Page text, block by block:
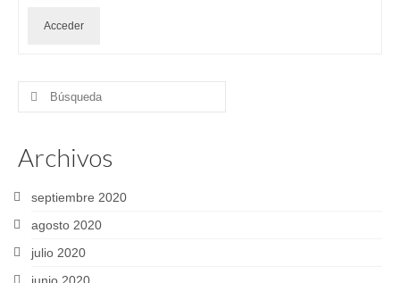
Acceder
Buscar
Archivos
septiembre 2020
agosto 2020
julio 2020